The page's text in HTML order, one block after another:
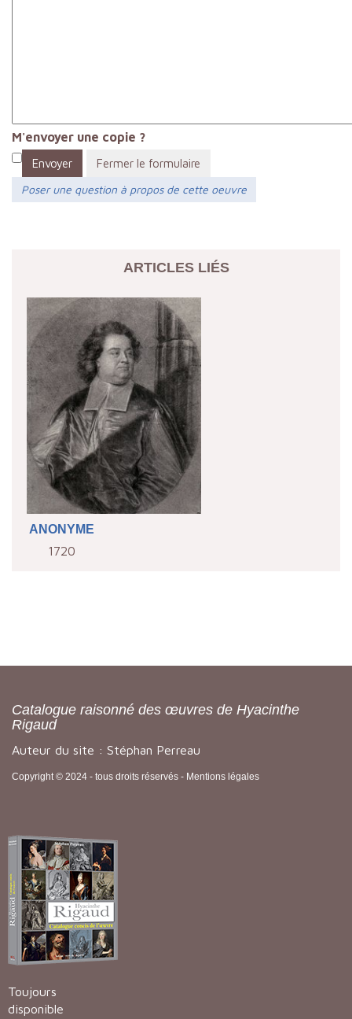
M'envoyer une copie ?
Envoyer
Fermer le formulaire
Poser une question à propos de cette oeuvre
ARTICLES LIÉS
ANONYME
1720
Catalogue raisonné des œuvres de Hyacinthe
Rigaud
Auteur du site : Stéphan Perreau
Copyright © 2024 - tous droits réservés - Mentions légales
Toujours
disponible